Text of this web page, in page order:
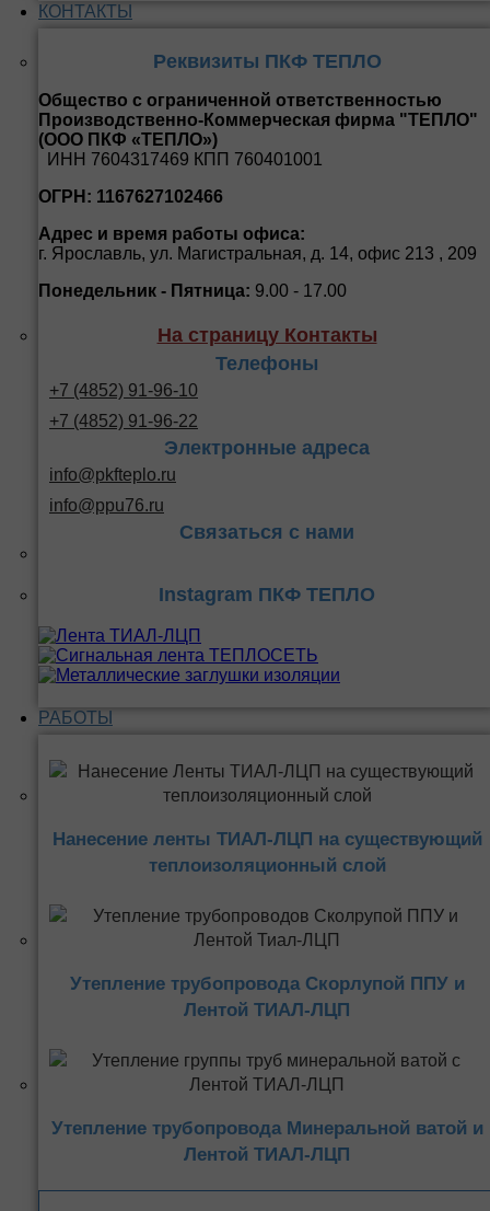
КОНТАКТЫ
Реквизиты ПКФ ТЕПЛО
Общество с ограниченной ответственностью
Производственно-Коммерческая фирма "ТЕПЛО"
(ООО ПКФ «ТЕПЛО»)
ИНН 7604317469 КПП 760401001
ОГРН: 1167627102466
Адрес и время работы офиса:
г. Ярославль, ул. Магистральная, д. 14, офис 213 , 209
Понедельник - Пятница: 9.00 - 17.00
На страницу Контакты
Телефоны
+7 (4852) 91-96-10
+7 (4852) 91-96-22
Электронные адреса
info@pkfteplo.ru
info@ppu76.ru
Связаться с нами
Instagram ПКФ ТЕПЛО
РАБОТЫ
Нанесение ленты ТИАЛ-ЛЦП на существующий
теплоизоляционный слой
Утепление трубопровода Скорлупой ППУ и
Лентой ТИАЛ-ЛЦП
Утепление трубопровода Минеральной ватой и
Лентой ТИАЛ-ЛЦП